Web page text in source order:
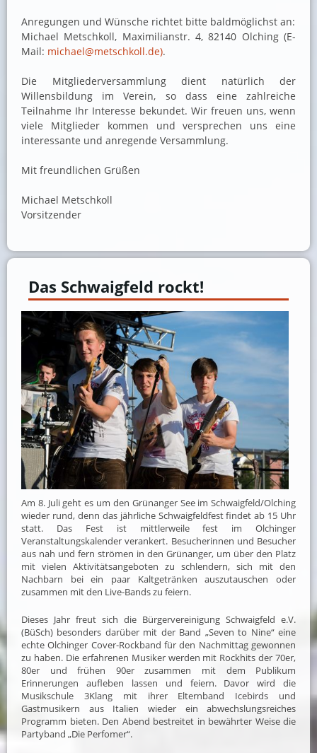
Anregungen und Wünsche richtet bitte baldmöglichst an:
Michael Metschkoll, Maximilianstr. 4, 82140 Olching (E-
Mail: michael@metschkoll.de).
Die Mitgliederversammlung dient natürlich der
Willensbildung im Verein, so dass eine zahlreiche
Teilnahme Ihr Interesse bekundet. Wir freuen uns, wenn
viele Mitglieder kommen und versprechen uns eine
interessante und anregende Versammlung.
Mit freundlichen Grüßen
Michael Metschkoll
Vorsitzender
Das Schwaigfeld rockt!
Am 8. Juli geht es um den Grünanger See im Schwaigfeld/Olching
wieder rund, denn das jährliche Schwaigfeldfest findet ab 15 Uhr
statt. Das Fest ist mittlerweile fest im Olchinger
Veranstaltungskalender verankert. Besucherinnen und Besucher
aus nah und fern strömen in den Grünanger, um über den Platz
mit vielen Aktivitätsangeboten zu schlendern, sich mit den
Nachbarn bei ein paar Kaltgetränken auszutauschen oder
zusammen mit den Live-Bands zu feiern.
Dieses Jahr freut sich die Bürgervereinigung Schwaigfeld e.V.
(BüSch) besonders darüber mit der Band „Seven to Nine“ eine
echte Olchinger Cover-Rockband für den Nachmittag gewonnen
zu haben. Die erfahrenen Musiker werden mit Rockhits der 70er,
80er und frühen 90er zusammen mit dem Publikum
Erinnerungen aufleben lassen und feiern. Davor wird die
Musikschule 3Klang mit ihrer Elternband Icebirds und
Gastmusikern aus Italien wieder ein abwechslungsreiches
Programm bieten. Den Abend bestreitet in bewährter Weise die
Partyband „Die Perfomer“.